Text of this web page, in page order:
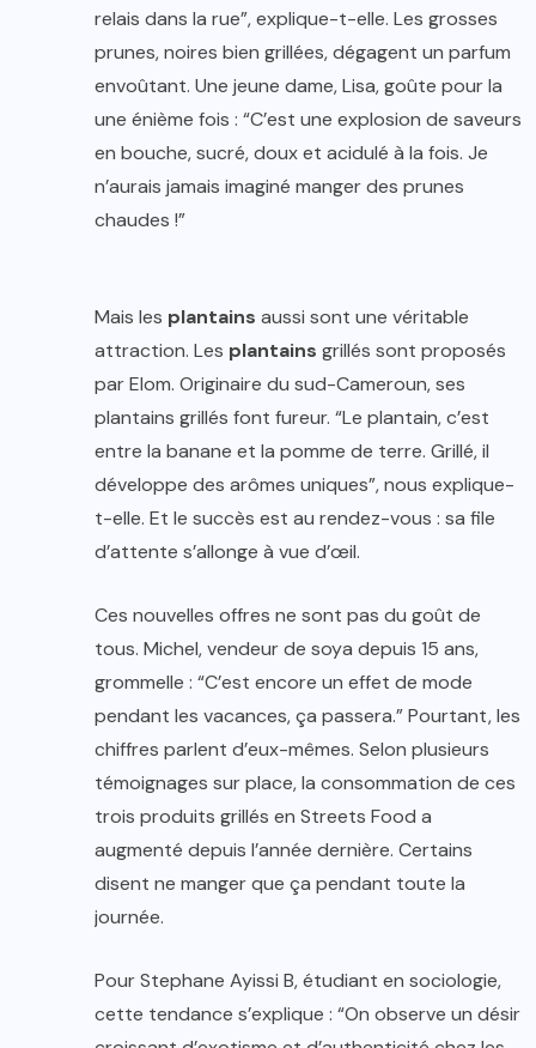
relais dans la rue”, explique-t-elle. Les grosses
prunes, noires bien grillées, dégagent un parfum
envoûtant. Une jeune dame, Lisa, goûte pour la
une énième fois : “C’est une explosion de saveurs
en bouche, sucré, doux et acidulé à la fois. Je
n’aurais jamais imaginé manger des prunes
chaudes !”
Mais les plantains aussi sont une véritable
attraction. Les plantains grillés sont proposés
par Elom. Originaire du sud-Cameroun, ses
plantains grillés font fureur. “Le plantain, c’est
entre la banane et la pomme de terre. Grillé, il
développe des arômes uniques”, nous explique-
t-elle. Et le succès est au rendez-vous : sa file
d’attente s’allonge à vue d’œil.
Ces nouvelles offres ne sont pas du goût de
tous. Michel, vendeur de soya depuis 15 ans,
grommelle : “C’est encore un effet de mode
pendant les vacances, ça passera.” Pourtant, les
chiffres parlent d’eux-mêmes. Selon plusieurs
témoignages sur place, la consommation de ces
trois produits grillés en Streets Food a
augmenté depuis l’année dernière. Certains
disent ne manger que ça pendant toute la
journée.
Pour Stephane Ayissi B, étudiant en sociologie,
cette tendance s’explique : “On observe un désir